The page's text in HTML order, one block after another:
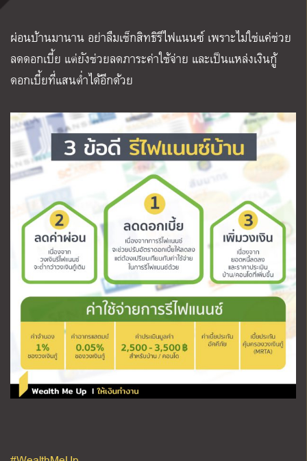
ผ่อนบ้านมานาน อย่าลืมเช็กสิทธิรีไฟแนนซ์ เพราะไม่ใช่แค่ช่วย
ลดดอกเบี้ย แต่ยังช่วยลดภาระค่าใช้จ่าย และเป็นแหล่งเงินกู้
ดอกเบี้ยที่แสนต่ำได้อีกด้วย